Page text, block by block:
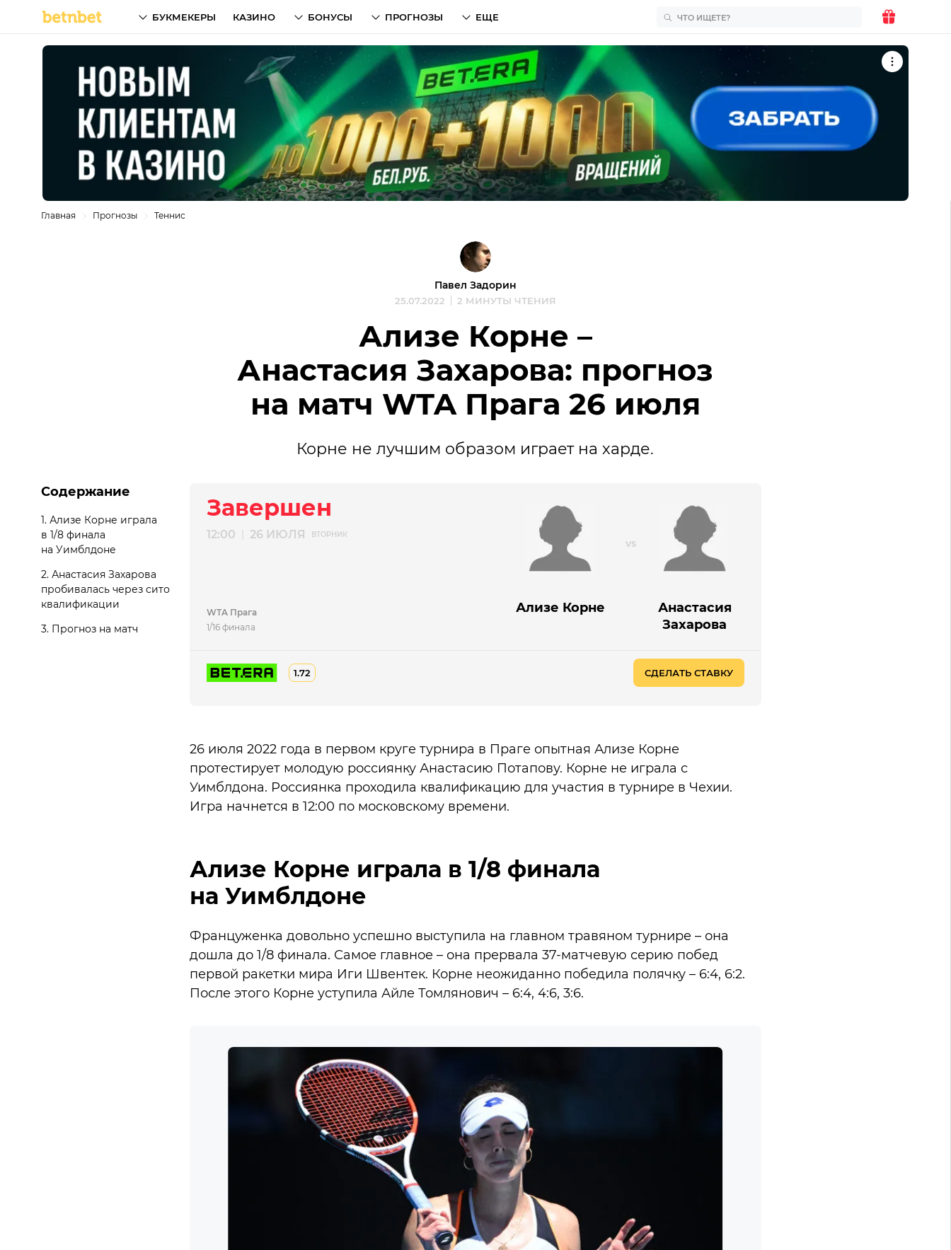
БУКМЕКЕРЫ КАЗИНО БОНУСЫ ПРОГНОЗЫ ЕЩЕ
Главная Прогнозы Теннис
Павел Задорин
25.07.2022 2 МИНУТЫ ЧТЕНИЯ
Ализе Корне –
Анастасия Захарова: прогноз
на матч WTA Прага 26 июля
Корне не лучшим образом играет на харде.
Содержание
1. Ализе Корне играла
в 1/8 финала
на Уимблдоне
2. Анастасия Захарова
пробивалась через сито
квалификации
3. Прогноз на матч
Ализе Корне
Анастасия
Захарова
Завершен
12:00 26 ИЮЛЯ ВТОРНИК
WTA Прага
1/16 финала
1.72 СДЕЛАТЬ СТАВКУ
26 июля 2022 года в первом круге турнира в Праге опытная Ализе Корне
протестирует молодую россиянку Анастасию Потапову. Корне не играла с
Уимблдона. Россиянка проходила квалификацию для участия в турнире в Чехии.
Игра начнется в 12:00 по московскому времени.
Ализе Корне играла в 1/8 финала
на Уимблдоне
Француженка довольно успешно выступила на главном травяном турнире – она
дошла до 1/8 финала. Самое главное – она прервала 37-матчевую серию побед
первой ракетки мира Иги Швентек. Корне неожиданно победила полячку – 6:4, 6:2.
После этого Корне уступила Айле Томлянович – 6:4, 4:6, 3:6.